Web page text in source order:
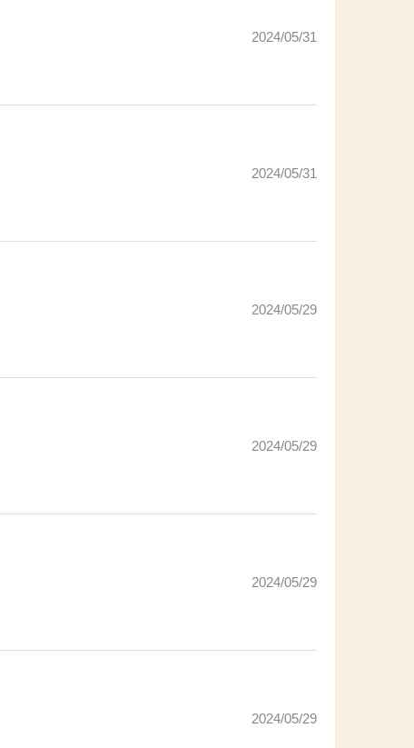
2024/05/31
2024/05/31
2024/05/29
2024/05/29
2024/05/29
2024/05/29